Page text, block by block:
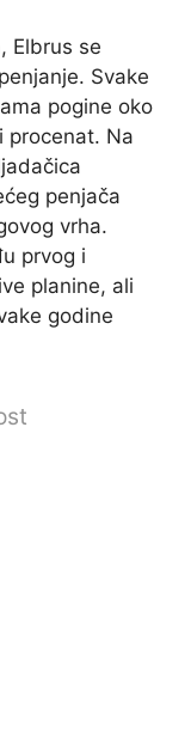
Elbrus se
Svake
pogine oko
procenat. Na
penjača
vrha.
prvog i
planine, ali
godine